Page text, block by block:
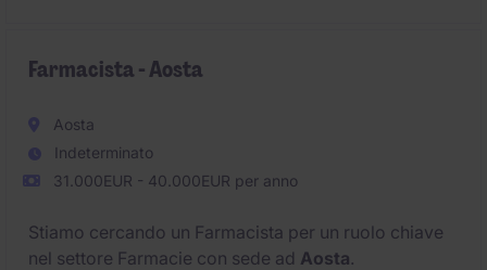
Farmacista - Aosta
Aosta
Indeterminato
31.000EUR - 40.000EUR per anno
Stiamo cercando un Farmacista per un ruolo chiave
nel settore Farmacie con sede ad Aosta.